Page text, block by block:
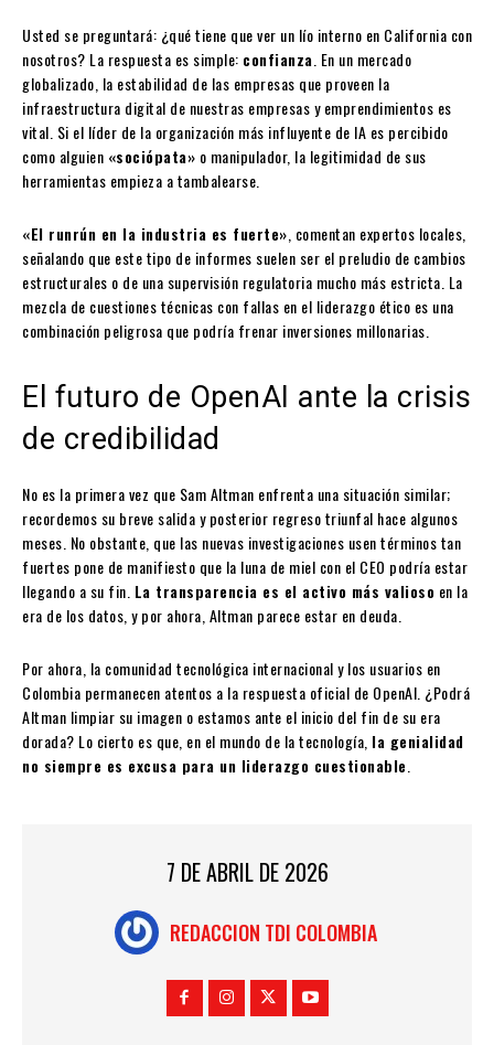
Usted se preguntará: ¿qué tiene que ver un lío interno en California con
nosotros? La respuesta es simple: confianza . En un mercado
globalizado, la estabilidad de las empresas que proveen la
infraestructura digital de nuestras empresas y emprendimientos es
vital. Si el líder de la organización más influyente de IA es percibido
como alguien «sociópata» o manipulador, la legitimidad de sus
herramientas empieza a tambalearse.
«El runrún en la industria es fuerte» , comentan expertos locales,
señalando que este tipo de informes suelen ser el preludio de cambios
estructurales o de una supervisión regulatoria mucho más estricta. La
mezcla de cuestiones técnicas con fallas en el liderazgo ético es una
combinación peligrosa que podría frenar inversiones millonarias.
El futuro de OpenAI ante la crisis
de credibilidad
No es la primera vez que Sam Altman enfrenta una situación similar;
recordemos su breve salida y posterior regreso triunfal hace algunos
meses. No obstante, que las nuevas investigaciones usen términos tan
fuertes pone de manifiesto que la luna de miel con el CEO podría estar
llegando a su fin. La transparencia es el activo más valioso en la
era de los datos, y por ahora, Altman parece estar en deuda.
Por ahora, la comunidad tecnológica internacional y los usuarios en
Colombia permanecen atentos a la respuesta oficial de OpenAI. ¿Podrá
Altman limpiar su imagen o estamos ante el inicio del fin de su era
dorada? Lo cierto es que, en el mundo de la tecnología, la genialidad
no siempre es excusa para un liderazgo cuestionable
7 DE ABRIL DE 2026
REDACCION TDI COLOMBIA